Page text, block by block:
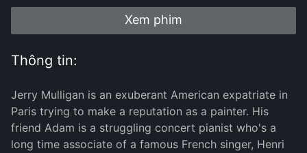
Xem phim
Thông tin:
Jerry Mulligan is an exuberant American expatriate in
Paris trying to make a reputation as a painter. His
friend Adam is a struggling concert pianist who's a
long time associate of a famous French singer, Henri